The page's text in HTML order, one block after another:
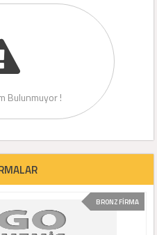
Bulunmuyor !
BRONZ FİRMA